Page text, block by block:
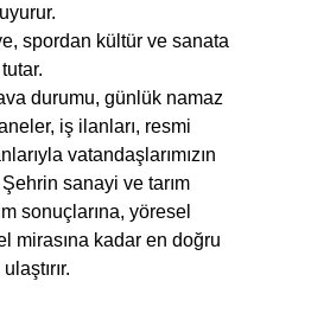
spordan kültür ve sanata
durumu, günlük namaz
iş ilanları, resmi
vatandaşlarımızın
Şehrin sanayi ve tarım
sonuçlarına, yöresel
mirasına kadar en doğru